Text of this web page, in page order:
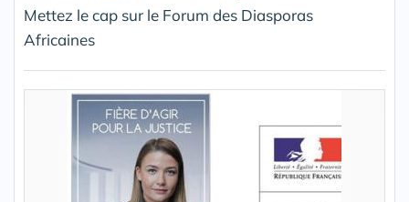
Mettez le cap sur le Forum des Diasporas
Africaines